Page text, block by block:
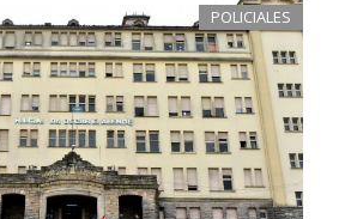
POLICIALES